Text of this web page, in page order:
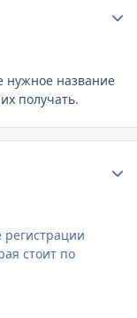
нужное название
получать.
регистрации
стоит по